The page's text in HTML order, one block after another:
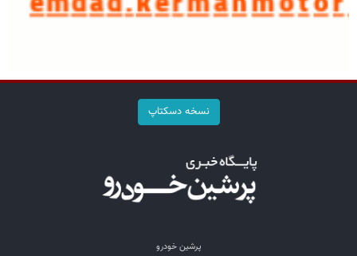
نسخه دسکتاپ
پرشین خودرو